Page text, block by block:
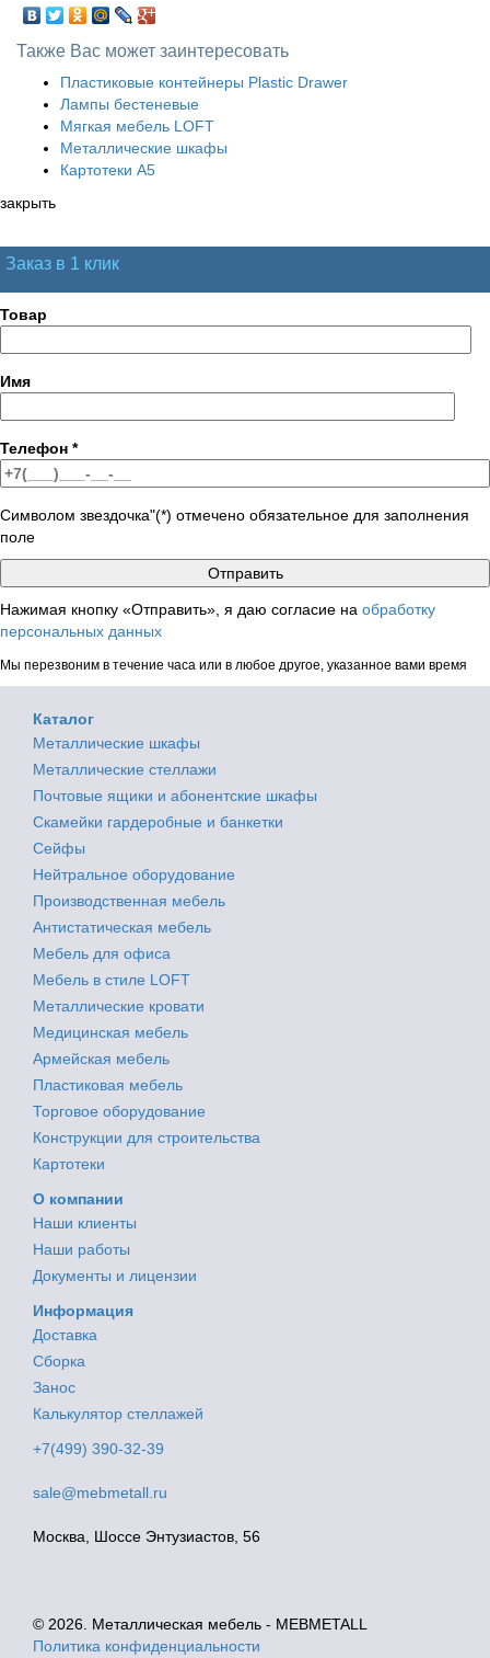
Также Вас может заинтересовать
Пластиковые контейнеры Plastic Drawer
Лампы бестеневые
Мягкая мебель LOFT
Металлические шкафы
Картотеки А5
закрыть
Заказ в 1 клик
Товар
Имя
Телефон *
Символом звездочка"(*) отмечено обязательное для заполнения
поле
Нажимая кнопку «Отправить», я даю согласие на обработку
персональных данных
Мы перезвоним в течение часа или в любое другое, указанное вами время
Каталог
Металлические шкафы
Металлические стеллажи
Почтовые ящики и абонентские шкафы
Скамейки гардеробные и банкетки
Сейфы
Нейтральное оборудование
Производственная мебель
Антистатическая мебель
Мебель для офиса
Мебель в стиле LOFT
Металлические кровати
Медицинская мебель
Армейская мебель
Пластиковая мебель
Торговое оборудование
Конструкции для строительства
Картотеки
О компании
Наши клиенты
Наши работы
Документы и лицензии
Информация
Доставка
Сборка
Занос
Калькулятор стеллажей
+7(499) 390-32-39
sale@mebmetall.ru
Москва, Шоссе Энтузиастов, 56
© 2026. Металлическая мебель - MEBMETALL
Политика конфиденциальности